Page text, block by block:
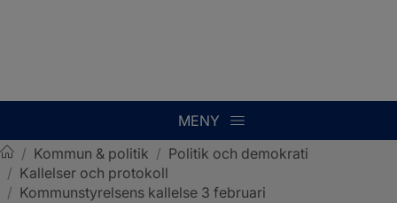
MENY
Sotenäs kommun
/ Kommun & politik / Politik och demokrati
/ Kallelser och protokoll
/ Kommunstyrelsens kallelse 3 februari